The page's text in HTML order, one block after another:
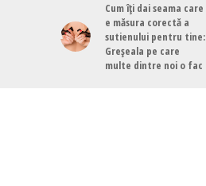
Cum îți dai seama care
e măsura corectă a
sutienului pentru tine:
Greșeala pe care
multe dintre noi o fac